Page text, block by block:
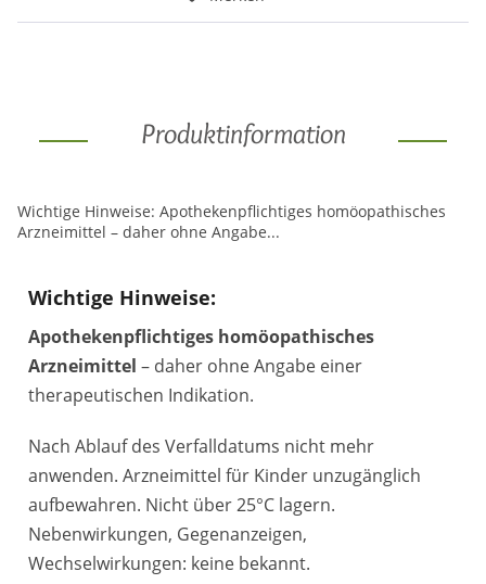
Produktinformation
Wichtige Hinweise: Apothekenpflichtiges homöopathisches
Arzneimittel – daher ohne Angabe...
Wichtige Hinweise:
Apothekenpflichtiges homöopathisches
Arzneimittel – daher ohne Angabe einer
therapeutischen Indikation.
Nach Ablauf des Verfalldatums nicht mehr
anwenden. Arzneimittel für Kinder unzugänglich
aufbewahren. Nicht über 25°C lagern.
Nebenwirkungen, Gegenanzeigen,
Wechselwirkungen: keine bekannt.